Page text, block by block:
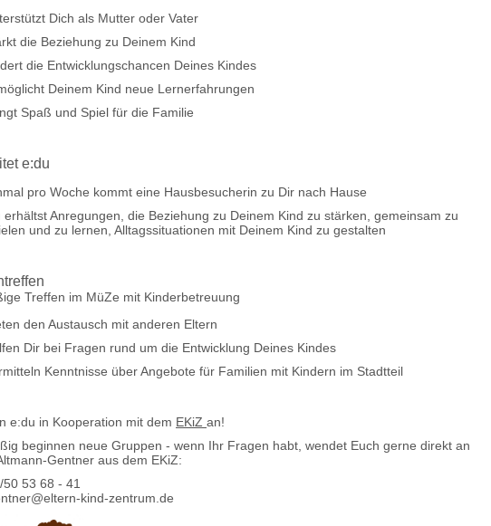
Dich als Mutter oder Vater
die Beziehung zu Deinem Kind
die Entwicklungschancen Deines Kindes
Deinem Kind neue Lernerfahrungen
Spaß und Spiel für die Familie
e:du
pro Woche kommt eine Hausbesucherin zu Dir nach Hause
erhältst Anregungen, die Beziehung zu Deinem Kind zu stärken, gemeinsam zu
und zu lernen, Alltagssituationen mit Deinem Kind zu gestalten
Treffen im MüZe mit Kinderbetreuung
den Austausch mit anderen Eltern
Dir bei Fragen rund um die Entwicklung Deines Kindes
Kenntnisse über Angebote für Familien mit Kindern im Stadtteil
e:du in Kooperation mit dem EKiZ an!
beginnen neue Gruppen - wenn Ihr Fragen habt, wendet Euch gerne direkt an
Gentner aus dem EKiZ:
50 53 68 - 41
kind-zentrum.de